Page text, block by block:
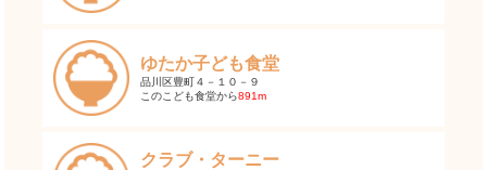
ゆたか子ども食堂
品川区豊町４－１０－９
このこども食堂から891m
クラブ・ターニー